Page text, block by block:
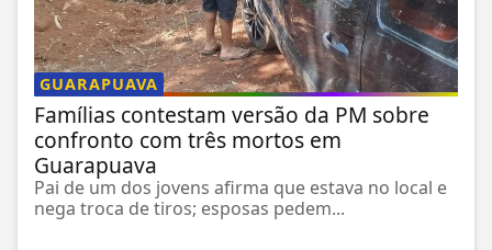
GUARAPUAVA
Famílias contestam versão da PM sobre
confronto com três mortos em
Guarapuava
Pai de um dos jovens afirma que estava no local e
nega troca de tiros; esposas pedem...